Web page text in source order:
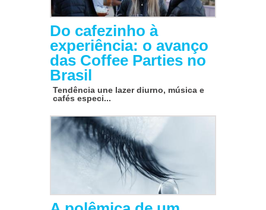
Do cafezinho à
experiência: o avanço
das Coffee Parties no
Brasil
Tendência une lazer diurno, música e
cafés especi...